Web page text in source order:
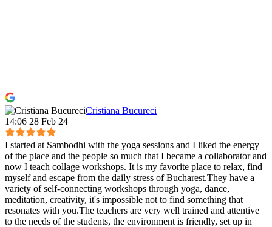
Cristiana Bucureci
14:06 28 Feb 24
I started at Sambodhi with the yoga sessions and I liked the energy
of the place and the people so much that I became a collaborator and
now I teach collage workshops. It is my favorite place to relax, find
myself and escape from the daily stress of Bucharest.They have a
variety of self-connecting workshops through yoga, dance,
meditation, creativity, it's impossible not to find something that
resonates with you.The teachers are very well trained and attentive
to the needs of the students, the environment is friendly, set up in